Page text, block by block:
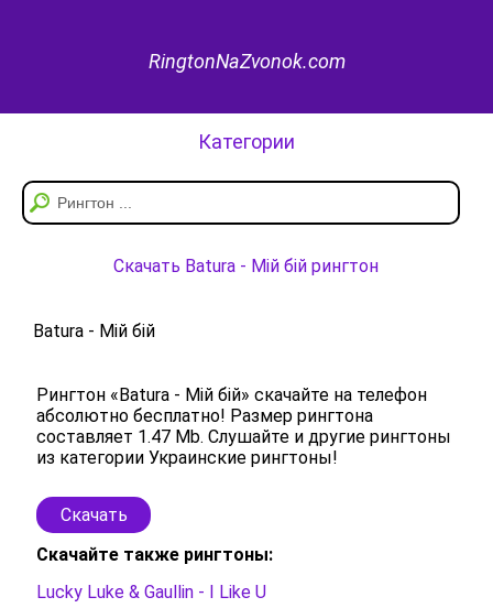
RingtonNaZvonok.com
Категории
Скачать Batura - Мій бій рингтон
Batura - Мій бій
Рингтон «Batura - Мій бій» скачайте на телефон
абсолютно бесплатно! Размер рингтона
составляет 1.47 Mb. Слушайте и другие рингтоны
из категории Украинские рингтоны!
Скачать
Скачайте также рингтоны:
Lucky Luke & Gaullin - I Like U